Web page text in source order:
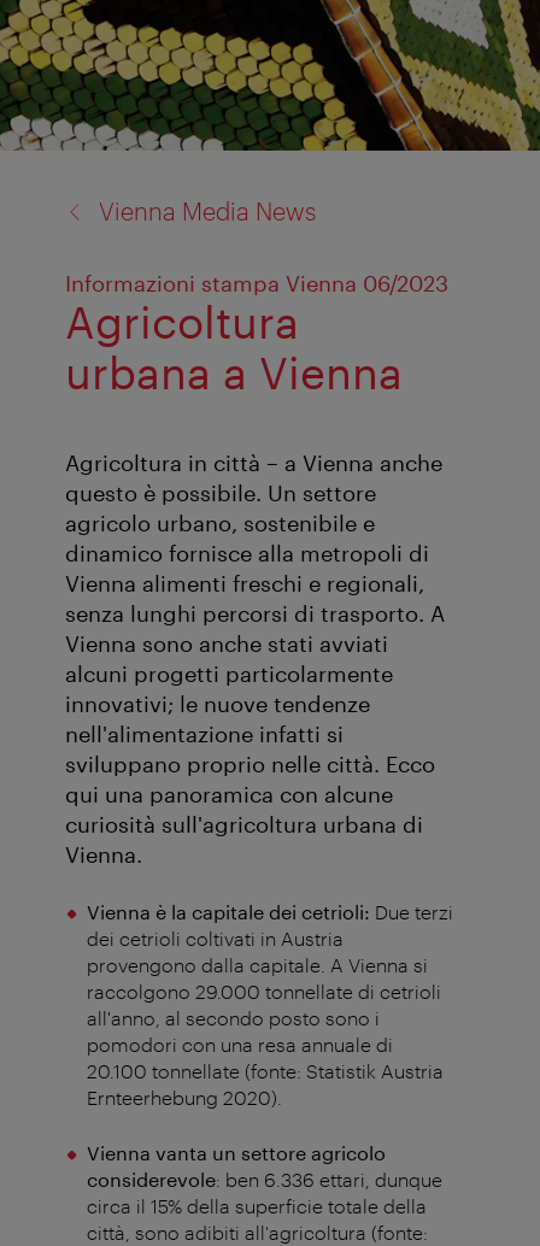
Vienna Media News
Informazioni stampa Vienna 06/2023
Agricoltura
urbana a Vienna
Agricoltura in città – a Vienna anche
questo è possibile. Un settore
agricolo urbano, sostenibile e
dinamico fornisce alla metropoli di
Vienna alimenti freschi e regionali,
senza lunghi percorsi di trasporto. A
Vienna sono anche stati avviati
alcuni progetti particolarmente
innovativi; le nuove tendenze
nell'alimentazione infatti si
sviluppano proprio nelle città. Ecco
qui una panoramica con alcune
curiosità sull'agricoltura urbana di
Vienna.
Vienna è la capitale dei cetrioli: Due terzi
dei cetrioli coltivati in Austria
provengono dalla capitale. A Vienna si
raccolgono 29.000 tonnellate di cetrioli
all'anno, al secondo posto sono i
pomodori con una resa annuale di
20.100 tonnellate (fonte: Statistik Austria
Ernteerhebung 2020).
Vienna vanta un settore agricolo
considerevole: ben 6.336 ettari, dunque
circa il 15% della superficie totale della
città, sono adibiti all'agricoltura (fonte: